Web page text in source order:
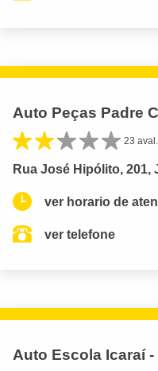
Auto Peças Padre
23 aval.
Rua José Hipólito, 201,
ver horario de
ver telefone
Auto Escola Icaraí -